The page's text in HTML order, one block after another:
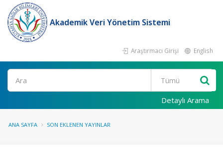
Akademik Veri Yönetim Sistemi
Araştırmacı Girişi English
Ara
Detaylı Arama
ANA SAYFA SON EKLENEN YAYINLAR